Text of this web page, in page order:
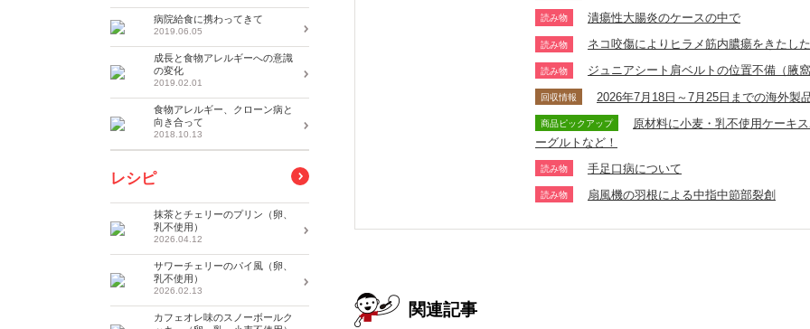
読み物 潰瘍性大腸炎のケースの中で
読み物 ネコ咬傷によりヒラメ筋内膿瘍をきたし
読み物 ジュニアシート肩ベルトの位置不備（腋
回収情報 2026年7月18日～7月25日までの海外製
商品ピックアップ
原材料に小麦・乳不使用ケーキ
ーグルトなど！
読み物 手足口病について
読み物 扇風機の羽根による中指中節部裂創
関連記事
病院給食に携わってきて
2019.06.05
成長と食物アレルギーへの意識
の変化
2019.02.01
食物アレルギー、クローン病と
向き合って
2018.10.13
レシピ
抹茶とチェリーのプリン（卵、
乳不使用）
2026.04.12
サワーチェリーのパイ風（卵、
乳不使用）
2026.02.13
カフェオレ味のスノーボールク